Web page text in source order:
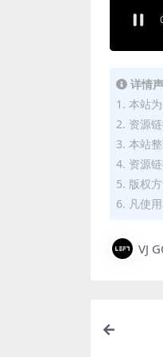
详情
1. 本站
2. 资源
3. 本站
4. 资源
5. 版权
6. 凡使
VJ